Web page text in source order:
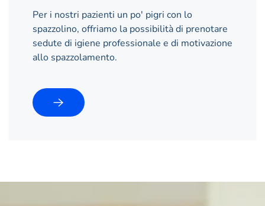
Per i nostri pazienti un po' pigri con lo
spazzolino, offriamo la possibilità di prenotare
sedute di igiene professionale e di motivazione
allo spazzolamento.